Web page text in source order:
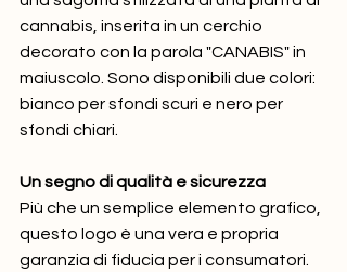
cannabis, inserita in un cerchio
decorato con la parola "CANABIS" in
maiuscolo. Sono disponibili due colori:
bianco per sfondi scuri e nero per
sfondi chiari.
Un segno di qualità e sicurezza
Più che un semplice elemento grafico,
questo logo è una vera e propria
garanzia di fiducia per i consumatori.